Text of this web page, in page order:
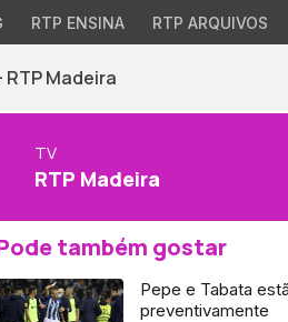
RTP ENSINA RTP ARQUIVOS
RTP Madeira
TV
RTP Madeira
também gostar
Pepe e Tabata
preventivamente